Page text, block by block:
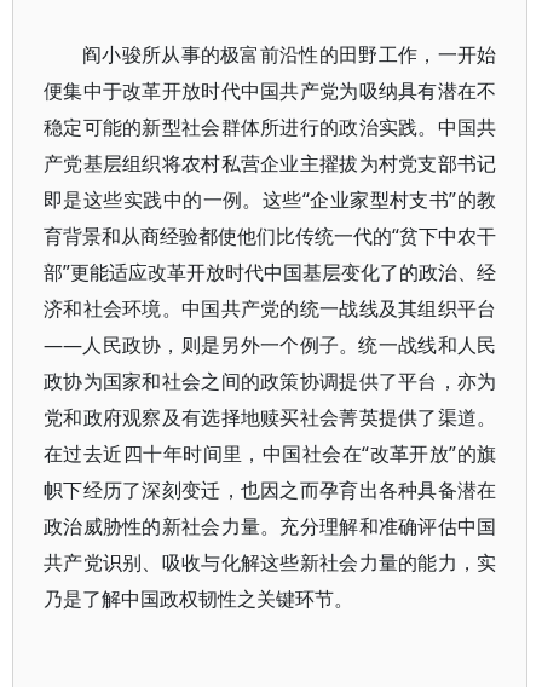
阎小骏所从事的极富前沿性的田野工作，一开始
便集中于改革开放时代中国共产党为吸纳具有潜在不
稳定可能的新型社会群体所进行的政治实践。中国共
产党基层组织将农村私营企业主擢拔为村党支部书记
即是这些实践中的一例。这些“企业家型村支书”的教
育背景和从商经验都使他们比传统一代的“贫下中农干
部”更能适应改革开放时代中国基层变化了的政治、经
济和社会环境。中国共产党的统一战线及其组织平台
——人民政协，则是另外一个例子。统一战线和人民
政协为国家和社会之间的政策协调提供了平台，亦为
党和政府观察及有选择地赎买社会菁英提供了渠道。
在过去近四十年时间里，中国社会在“改革开放”的旗
帜下经历了深刻变迁，也因之而孕育出各种具备潜在
政治威胁性的新社会力量。充分理解和准确评估中国
共产党识别、吸收与化解这些新社会力量的能力，实
乃是了解中国政权韧性之关键环节。